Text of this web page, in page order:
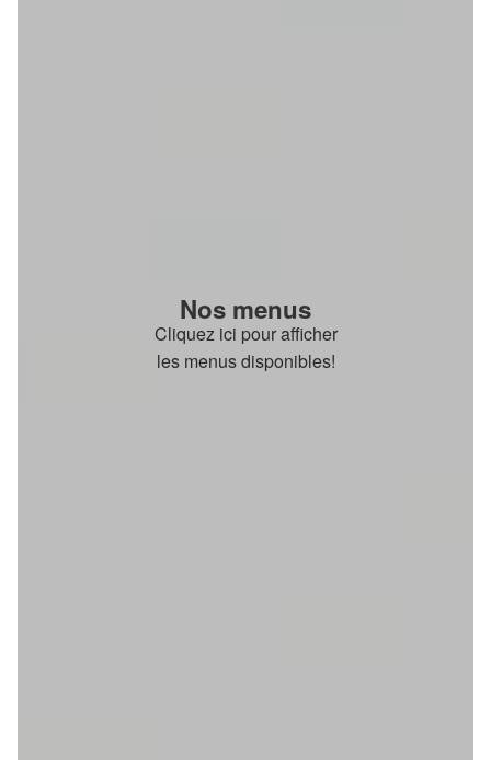
Nos menus
Cliquez ici pour afficher
les menus disponibles!